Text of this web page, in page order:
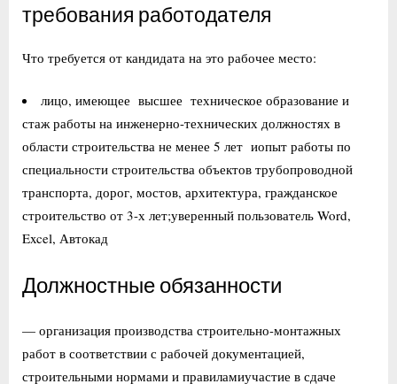
требования работодателя
Что требуется от кандидата на это рабочее место:
лицо, имеющее высшее техническое образование и
стаж работы на инженерно-технических должностях в
области строительства не менее 5 лет иопыт работы по
специальности строительства объектов трубопроводной
транспорта, дорог, мостов, архитектура, гражданское
строительство от 3-х лет;уверенный пользователь Word,
Excel, Автокад
Должностные обязанности
— организация производства строительно-монтажных
работ в соответствии с рабочей документацией,
строительными нормами и правиламиучастие в сдаче